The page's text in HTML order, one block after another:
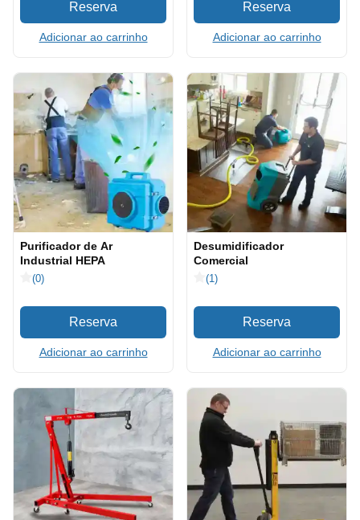
Adicionar ao carrinho Adicionar ao carrinho
Purificador de Ar
Industrial HEPA
(0)
Adicionar ao carrinho
Desumidificador
Comercial
(1)
Adicionar ao carrinho